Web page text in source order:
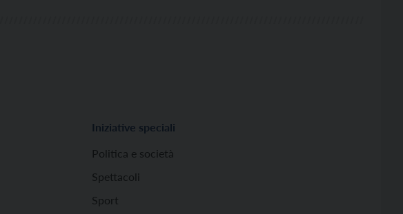
Iniziative speciali
Politica e società
Spettacoli
Sport